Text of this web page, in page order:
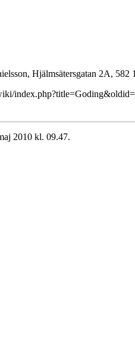
Hjälmsätersgatan 2A,
2010 kl. 09.47.